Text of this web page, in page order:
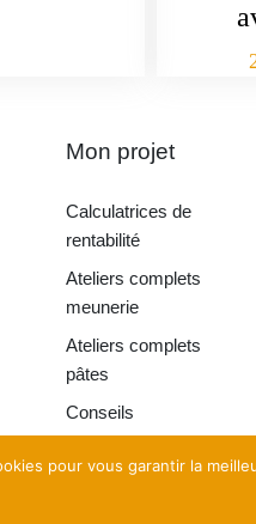
Mon projet
Calculatrices de
rentabilité
Ateliers complets
meunerie
Ateliers complets
pâtes
Conseils
pour vous garantir la